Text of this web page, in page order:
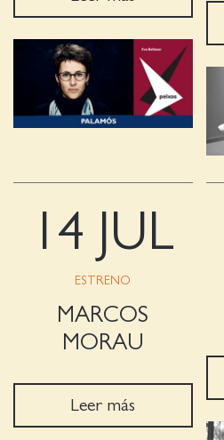
14 JUL
ESTRENO
MARCOS
MORAU
Leer más